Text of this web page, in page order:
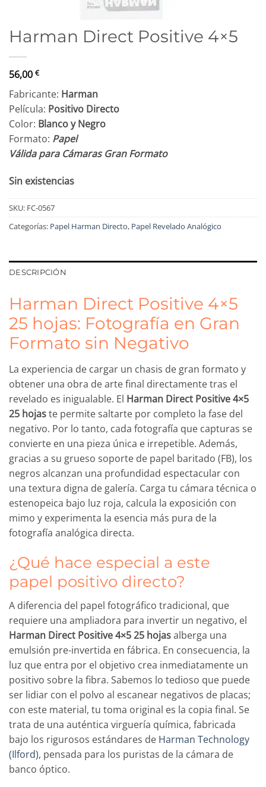
Harman Direct Positive 4×5
56,00 €
Fabricante: Harman
Película: Positivo Directo
Color: Blanco y Negro
Formato: Papel
Válida para Cámaras Gran Formato
Sin existencias
SKU: FC-0567
Categorías: Papel Harman Directo, Papel Revelado Analógico
DESCRIPCIÓN
Harman Direct Positive 4×5
25 hojas: Fotografía en Gran
Formato sin Negativo
La experiencia de cargar un chasis de gran formato y
obtener una obra de arte final directamente tras el
revelado es inigualable. El Harman Direct Positive 4×5
25 hojaste permite saltarte por completo la fase del
negativo. Por lo tanto, cada fotografía que capturas se
convierte en una pieza única e irrepetible. Además,
gracias a su grueso soporte de papel baritado (FB), los
negros alcanzan una profundidad espectacular con
una textura digna de galería. Carga tu cámara técnica o
estenopeica bajo luz roja, calcula la exposición con
mimo y experimenta la esencia más pura de la
fotografía analógica directa.
¿Qué hace especial a este
papel positivo directo?
A diferencia del papel fotográfico tradicional, que
requiere una ampliadora para invertir un negativo, el
Harman Direct Positive 4×5 25 hojasalberga una
emulsión pre-invertida en fábrica. En consecuencia, la
luz que entra por el objetivo crea inmediatamente un
positivo sobre la fibra. Sabemos lo tedioso que puede
ser lidiar con el polvo al escanear negativos de placas;
con este material, tu toma original es la copia final. Se
trata de una auténtica virguería química, fabricada
bajo los rigurosos estándares de Harman Technology
(Ilford), pensada para los puristas de la cámara de
banco óptico.